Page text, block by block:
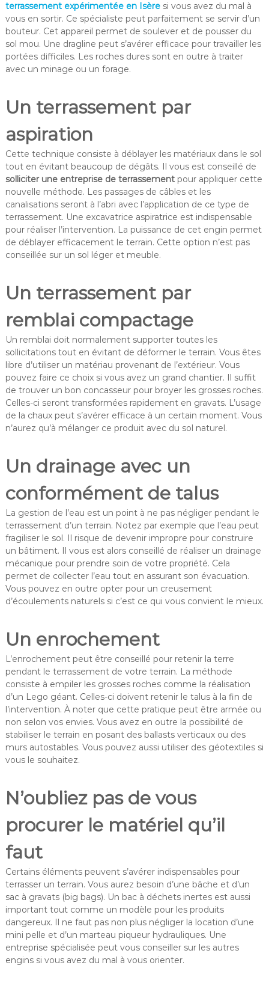
terrassement expérimentée en Isèresi vous avez du mal à
vous en sortir. Ce spécialiste peut parfaitement se servir d’un
bouteur. Cet appareil permet de soulever et de pousser du
sol mou. Une dragline peut s’avérer efficace pour travailler les
portées difficiles. Les roches dures sont en outre à traiter
avec un minage ou un forage.
Un terrassement par
aspiration
Cette technique consiste à déblayer les matériaux dans le sol
tout en évitant beaucoup de dégâts. Il vous est conseillé de
solliciter une entreprise de terrassement pour appliquer cette
nouvelle méthode. Les passages de câbles et les
canalisations seront à l’abri avec l’application de ce type de
terrassement. Une excavatrice aspiratrice est indispensable
pour réaliser l’intervention. La puissance de cet engin permet
de déblayer efficacement le terrain. Cette option n’est pas
conseillée sur un sol léger et meuble.
Un terrassement par
remblai compactage
Un remblai doit normalement supporter toutes les
sollicitations tout en évitant de déformer le terrain. Vous êtes
libre d’utiliser un matériau provenant de l’extérieur. Vous
pouvez faire ce choix si vous avez un grand chantier. Il suffit
de trouver un bon concasseur pour broyer les grosses roches.
Celles-ci seront transformées rapidement en gravats. L’usage
de la chaux peut s’avérer efficace à un certain moment. Vous
n’aurez qu’à mélanger ce produit avec du sol naturel.
Un drainage avec un
conformément de talus
La gestion de l’eau est un point à ne pas négliger pendant le
terrassement d’un terrain. Notez par exemple que l’eau peut
fragiliser le sol. Il risque de devenir impropre pour construire
un bâtiment. Il vous est alors conseillé de réaliser un drainage
mécanique pour prendre soin de votre propriété. Cela
permet de collecter l’eau tout en assurant son évacuation.
Vous pouvez en outre opter pour un creusement
d’écoulements naturels si c’est ce qui vous convient le mieux.
Un enrochement
L’enrochement peut être conseillé pour retenir la terre
pendant le terrassement de votre terrain. La méthode
consiste à empiler les grosses roches comme la réalisation
d’un Lego géant. Celles-ci doivent retenir le talus à la fin de
l’intervention. À noter que cette pratique peut être armée ou
non selon vos envies. Vous avez en outre la possibilité de
stabiliser le terrain en posant des ballasts verticaux ou des
murs autostables. Vous pouvez aussi utiliser des géotextiles si
vous le souhaitez.
N’oubliez pas de vous
procurer le matériel qu’il
faut
Certains éléments peuvent s’avérer indispensables pour
terrasser un terrain. Vous aurez besoin d’une bâche et d’un
sac à gravats (big bags). Un bac à déchets inertes est aussi
important tout comme un modèle pour les produits
dangereux. Il ne faut pas non plus négliger la location d’une
mini pelle et d’un marteau piqueur hydrauliques. Une
entreprise spécialisée peut vous conseiller sur les autres
engins si vous avez du mal à vous orienter.